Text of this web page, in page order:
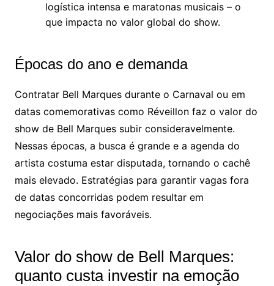
logística intensa e maratonas musicais – o
que impacta no valor global do show.
Épocas do ano e demanda
Contratar Bell Marques durante o Carnaval ou em
datas comemorativas como Réveillon faz o valor do
show de Bell Marques subir consideravelmente.
Nessas épocas, a busca é grande e a agenda do
artista costuma estar disputada, tornando o cachê
mais elevado. Estratégias para garantir vagas fora
de datas concorridas podem resultar em
negociações mais favoráveis.
Valor do show de Bell Marques:
quanto custa investir na emoção